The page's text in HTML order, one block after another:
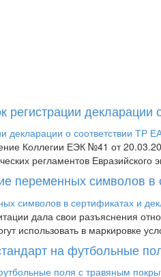
Коллегии ЕЭК №41 от
регламентов Евразийского
переменных символов в
дала свои разъяснения
использовать в маркировке
на футбольные